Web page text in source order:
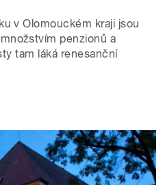
v Olomouckém kraji jsou
penzionů a
tam láká renesanční